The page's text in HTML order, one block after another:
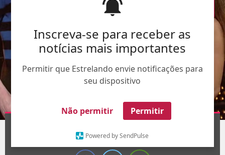
Inscreva-se para receber as
notícias mais importantes
Permitir que Estrelando envie notificações para
seu dispositivo
Não permitir Permitir
Powered by SendPulse
Divulgação
1/8